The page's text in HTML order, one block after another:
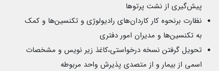
پیش‌گیری از نشت پرتوها
نظارت برنحوه کار کاردان‌های رادیولوژی و تکنسین‌ها و کمک
به تکنسین‌ها و مدیران امور دفتری
تحویل گرفتن نسخه درخواستی،کاغذ زیر نویس و مشخصات
اسمی از بیمار و از متصدی پذیرش واحد مربوطه